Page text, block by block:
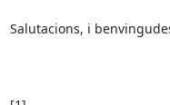
Salutacions, i